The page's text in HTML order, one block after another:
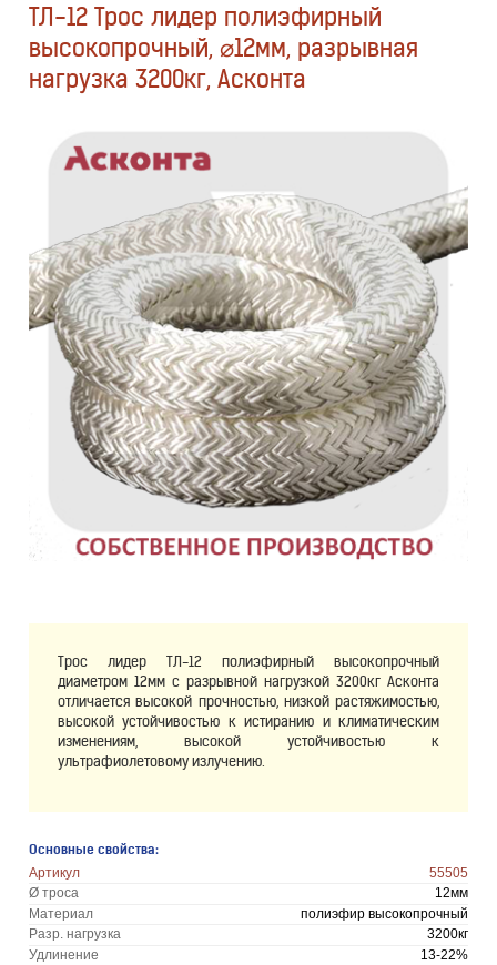
ТЛ-12 Трос лидер полиэфирный
высокопрочный, ⌀12мм, разрывная
нагрузка 3200кг, Асконта
Трос лидер ТЛ-12 полиэфирный высокопрочный
диаметром 12мм с разрывной нагрузкой 3200кг Асконта
отличается высокой прочностью, низкой растяжимостью,
высокой устойчивостью к истиранию и климатическим
изменениям, высокой устойчивостью к
ультрафиолетовому излучению.
Основные свойства:
Артикул
55505
Ø троса
12мм
Материал
полиэфир высокопрочный
Разр. нагрузка
3200кг
Удлинение
13-22%